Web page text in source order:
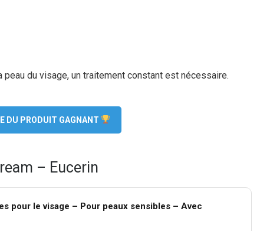
du visage, un traitement constant est nécessaire.
DU PRODUIT GAGNANT
– Eucerin
pour le visage – Pour peaux sensibles – Avec